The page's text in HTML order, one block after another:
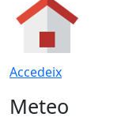
Accedeix
Meteo